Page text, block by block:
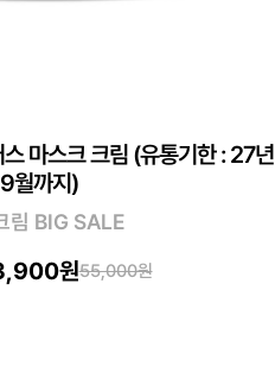
마스크 크림 (유통기한 : 27년
9월까지)
림 BIG SALE
원55,000원